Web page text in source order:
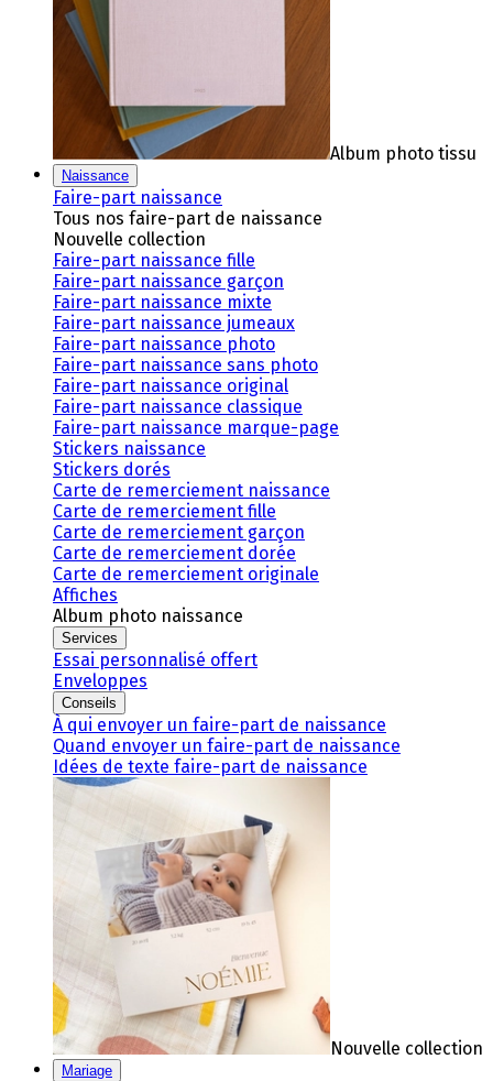
Album photo tissu
Naissance
Faire-part naissance
Tous nos faire-part de naissance
Nouvelle collection
Faire-part naissance fille
Faire-part naissance garçon
Faire-part naissance mixte
Faire-part naissance jumeaux
Faire-part naissance photo
Faire-part naissance sans photo
Faire-part naissance original
Faire-part naissance classique
Faire-part naissance marque-page
Stickers naissance
Stickers dorés
Carte de remerciement naissance
Carte de remerciement fille
Carte de remerciement garçon
Carte de remerciement dorée
Carte de remerciement originale
Affiches
Album photo naissance
Services
Essai personnalisé offert
Enveloppes
Conseils
À qui envoyer un faire-part de naissance
Quand envoyer un faire-part de naissance
Idées de texte faire-part de naissance
Nouvelle collection
Mariage